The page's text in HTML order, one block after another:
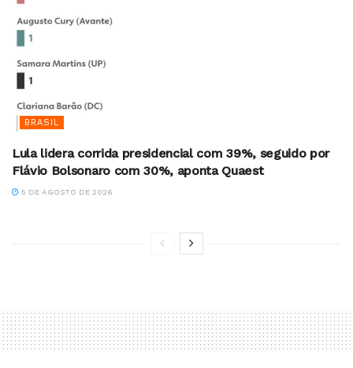
BRASIL
Lula lidera corrida presidencial com 39%, seguido por
Flávio Bolsonaro com 30%, aponta Quaest
5 DE AGOSTO DE 2026